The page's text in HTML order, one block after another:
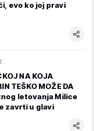
evo ko joj pravi
NA KOJA
TEŠKO MOŽE DA
letovanja Milice
zavrti u glavi